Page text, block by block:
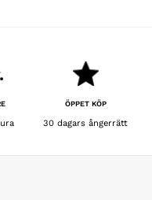
ÖPPET KÖP
30 dagars ångerrätt